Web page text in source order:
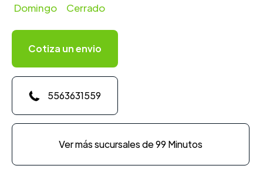
Domingo
Cerrado
Cotiza un envio
5563631559
Ver más sucursales de 99 Minutos